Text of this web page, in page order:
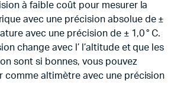
à faible coût pour mesurer la
avec une précision absolue de ±
avec une précision de ± 1,0 ° C.
change avec l’ l’altitude et que les
sont si bonnes, vous pouvez
comme altimètre avec une précision